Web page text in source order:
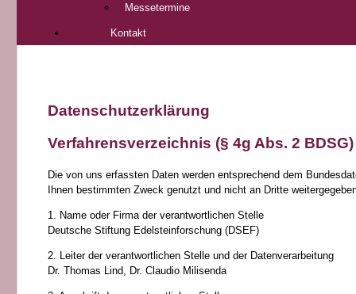
Messetermine
Kontakt
Datenschutzerklärung
Verfahrensverzeichnis (§ 4g Abs. 2 BDSG)
Die von uns erfassten Daten werden entsprechend dem
Ihnen bestimmten Zweck genutzt und nicht an Dritte
1. Name oder Firma der verantwortlichen Stelle
Deutsche Stiftung Edelsteinforschung (DSEF)
2. Leiter der verantwortlichen Stelle und der Datenverarbeitung
Dr. Thomas Lind, Dr. Claudio Milisenda